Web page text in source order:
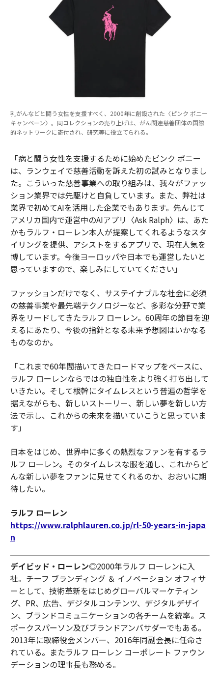
乳がんなどと闘う女性を支援すべく、2000年に創設された〈ピンク ポニー
キャンペーン〉。同コレクションの売り上げは、がん関連慈善団体の国際
的ネットワークに寄付され、研究等に役立てられる。
「病と闘う女性を支援するために始めたピンク ポニー
は、ランウェイで慈善活動を訴えた初の試みとなりまし
た。こういった慈善事業への取り組みは、我々がファッ
ション業界では先駆けと自負しています。また、弊社は
業界で初めてAIを活用した企業でもあります。先んじて
アメリカ国内で運営中のAIアプリ〈Ask Ralph〉は、あた
かもラルフ・ローレン本人が提案してくれるようなスタ
イリングを提供、アシストをするアプリで、現在人気を
博しています。今後ヨーロッパや日本でも運営したいと
思っていますので、楽しみにしていてください」
ファッションだけでなく、サステイナブルな社会に必須
の慈善事業や最先端テクノロジーなど、多彩な分野で業
界をリードしてきたラルフ ローレン。60周年の節目を迎
えるにあたり、今後の指針となる未来予想図はいかなる
ものなのか。
「これまで60年間描いてきたロードマップをベースに、
ラルフ ローレンならではの独自性をより強く打ち出して
いきたい。そして根幹にタイムレスという普遍の哲学を
据えながらも、新しいストーリー、新しい夢を新しい方
法で示し、これからの未来を描いていこうと思っていま
す」
日本をはじめ、世界中に多くの熱烈なファンを有するラ
ルフ ローレン。そのタイムレスな服を通し、これからど
んな新しい夢をファンに見せてくれるのか、おおいに期
待したい。
ラルフ ローレン
https://www.ralphlauren.co.jp/rl-50-years-in-japa
n
デイビッド・ローレン◎2000年ラルフ ローレンに入
社。チーフ ブランディング ＆ イノベーション オフィサ
ーとして、技術革新をはじめグローバルマーケティン
グ、PR、広告、デジタルコンテンツ、デジタルデザイ
ン、ブランドコミュニケーションの各チームを統率。ス
ポークスパーソン及びブランドアンバサダーでもある。
2013年に取締役会メンバー、2016年同副会長に任命さ
れている。またラルフ ローレン コーポレート ファウン
デーションの理事長も務める。